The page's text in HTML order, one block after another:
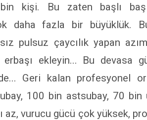
kişi. Bu zaten başlı
daha fazla bir büyüklük.
pulsuz çaycılık yapan
ekleyin... Bu devasa
Geri kalan profesyonel
100 bin astsubay, 70
az, vurucu gücü çok yüksek,